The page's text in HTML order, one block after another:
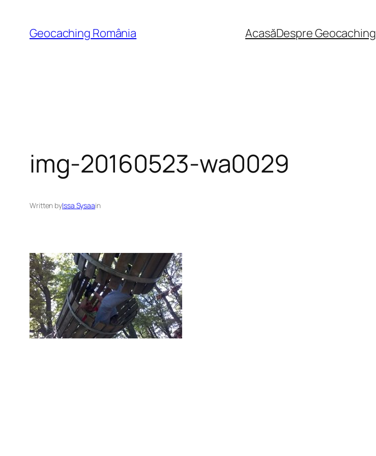
content
Geocaching România AcasăDespre Geocaching
img-20160523-wa0029
Written byIssa Sysaain